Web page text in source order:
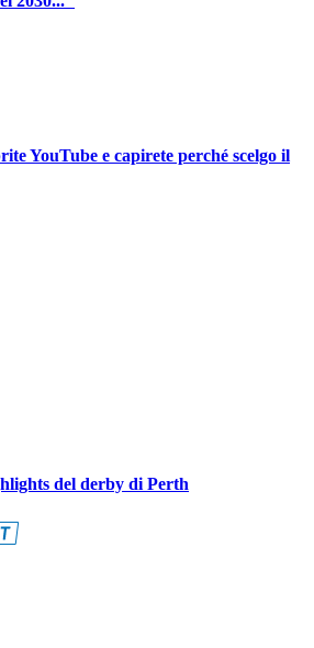
YouTube e capirete perché scelgo il
del derby di Perth